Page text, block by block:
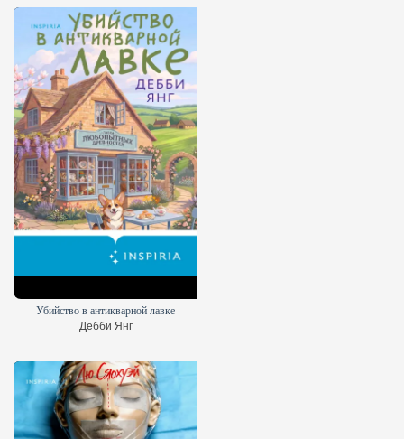
Убийство в антикварной лавке
Дебби Янг